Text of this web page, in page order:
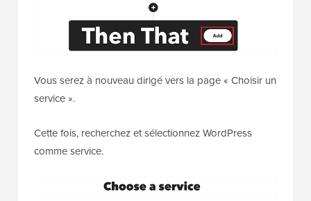
Vous serez à nouveau dirigé vers la page « Choisir un
service ».
Cette fois, recherchez et sélectionnez WordPress
comme service.